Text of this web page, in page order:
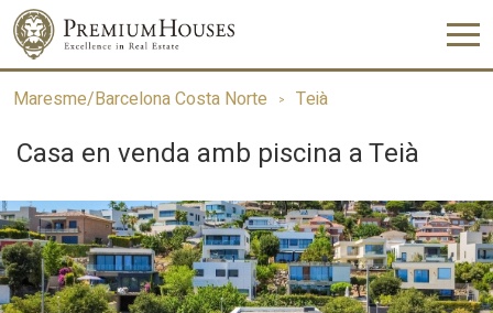
Maresme/Barcelona Costa Norte Teià
Casa en venda amb piscina a Teià